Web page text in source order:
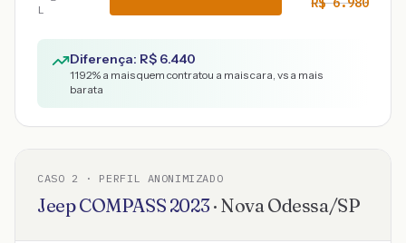
L
Diferença: R$ 6.440
1192% a mais quem contratou a mais cara, vs a mais
barata
CASO 2 · PERFIL ANONIMIZADO
JeepCOMPASS 2023· Nova Odessa/SP